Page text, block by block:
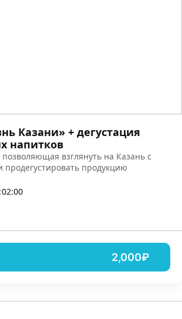
Казани» + дегустация
напитков
позволяющая взглянуть на Казань с
продегустировать продукцию
02:00
2,000₽